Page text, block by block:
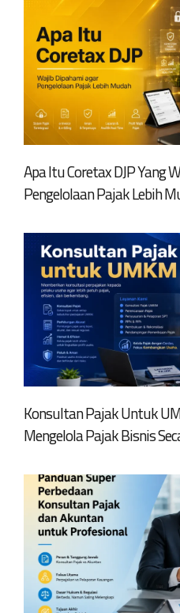
Apa Itu Coretax DJP Yang
Pengelolaan Pajak Lebih
Konsultan Pajak Untuk
Mengelola Pajak Bisnis